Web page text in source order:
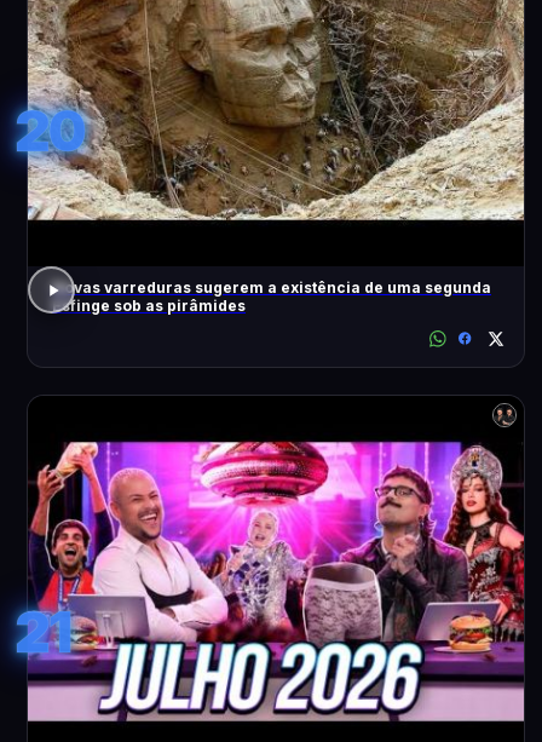
20
Novas varreduras sugerem a existência de uma segunda
Esfinge sob as pirâmides
21